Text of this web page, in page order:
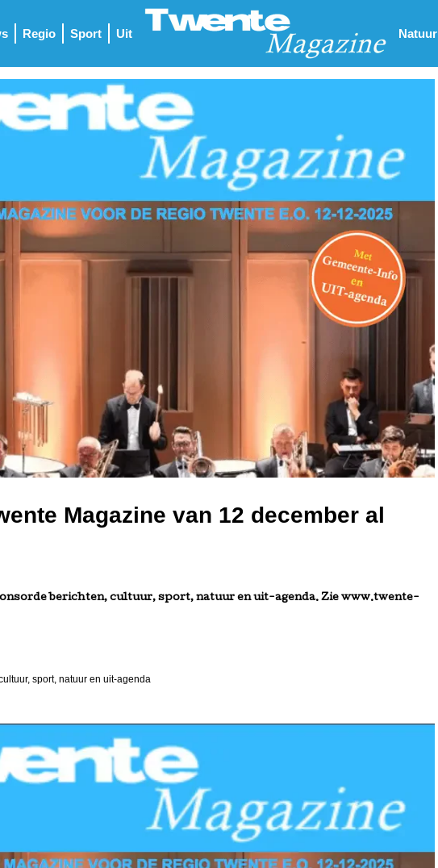
Regio Sport Uit Natuur
Magazine van 12 december al
berichten, cultuur, sport, natuur en uit-agenda. Zie www.twente-
sport, natuur en uit-agenda